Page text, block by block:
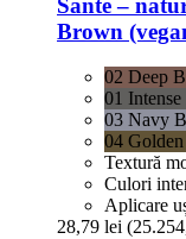
Santé –
Brown
02 Deep
01
03 Navy
04
Textură
Culori
Aplicare
28,79 lei